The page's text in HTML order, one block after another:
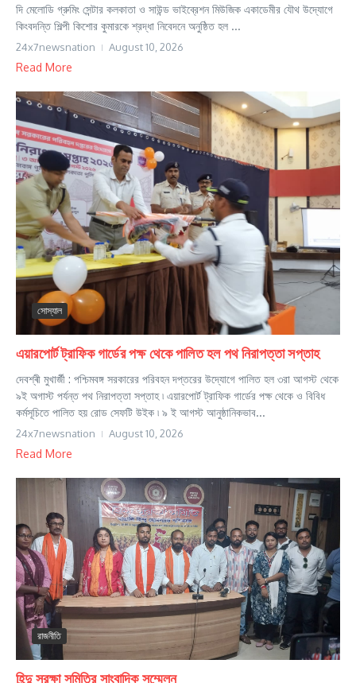
দি মেলোডি গ্রুমিং সেন্টার কলকাতা ও সাউন্ড ভাইব্রেশন মিউজিক একাডেমীর যৌথ উদ্যোগে
কিংবদন্তি শিল্পী কিশোর কুমারকে শ্রদ্ধা নিবেদনে অনুষ্ঠিত হল ...
24x7newsnation August 10, 2026
Read More
সোস্যাল
এয়ারপোর্ট ট্রাফিক গার্ডের পক্ষ থেকে পালিত হল পথ নিরাপত্তা সপ্তাহ
দেবশ্ৰী মুখার্জী : পশ্চিমবঙ্গ সরকারের পরিবহন দপ্তরের উদ্যোগে পালিত হল ৩রা আগস্ট থেকে
৯ই অগাস্ট পর্যন্ত পথ নিরাপত্তা সপ্তাহ ৷ এয়ারপোর্ট ট্রাফিক গার্ডের পক্ষ থেকে ও বিবিধ
কর্মসূচিতে পালিত হয় রোড সেফটি উইক ৷ ৯ ই আগস্ট আনুষ্ঠানিকভাব...
24x7newsnation August 10, 2026
Read More
রাজনীতি
হিন্দু সুরক্ষা সমিতির সাংবাদিক সম্মেলন